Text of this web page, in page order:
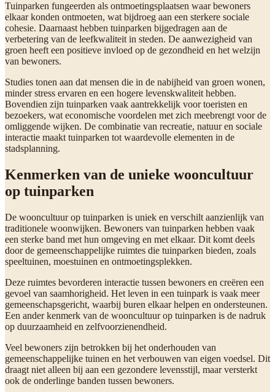
Tuinparken fungeerden als ontmoetingsplaatsen waar bewoners
elkaar konden ontmoeten, wat bijdroeg aan een sterkere sociale
cohesie. Daarnaast hebben tuinparken bijgedragen aan de
verbetering van de leefkwaliteit in steden. De aanwezigheid van
groen heeft een positieve invloed op de gezondheid en het welzijn
van bewoners.
Studies tonen aan dat mensen die in de nabijheid van groen wonen,
minder stress ervaren en een hogere levenskwaliteit hebben.
Bovendien zijn tuinparken vaak aantrekkelijk voor toeristen en
bezoekers, wat economische voordelen met zich meebrengt voor de
omliggende wijken. De combinatie van recreatie, natuur en sociale
interactie maakt tuinparken tot waardevolle elementen in de
stadsplanning.
Kenmerken van de unieke wooncultuur
op tuinparken
De wooncultuur op tuinparken is uniek en verschilt aanzienlijk van
traditionele woonwijken. Bewoners van tuinparken hebben vaak
een sterke band met hun omgeving en met elkaar. Dit komt deels
door de gemeenschappelijke ruimtes die tuinparken bieden, zoals
speeltuinen, moestuinen en ontmoetingsplekken.
Deze ruimtes bevorderen interactie tussen bewoners en creëren een
gevoel van saamhorigheid. Het leven in een tuinpark is vaak meer
gemeenschapsgericht, waarbij buren elkaar helpen en ondersteunen.
Een ander kenmerk van de wooncultuur op tuinparken is de nadruk
op duurzaamheid en zelfvoorzienendheid.
Veel bewoners zijn betrokken bij het onderhouden van
gemeenschappelijke tuinen en het verbouwen van eigen voedsel. Dit
draagt niet alleen bij aan een gezondere levensstijl, maar versterkt
ook de onderlinge banden tussen bewoners.